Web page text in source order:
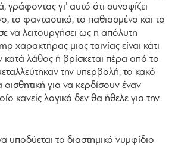
γράφοντας γι’ αυτό ότι συνοψίζει
το φανταστικό, το παθιασμένο και το
να λειτουργήσει ως η απόλυτη
χαρακτήρας μιας ταινίας είναι κάτι
κατά λάθος ή βρίσκεται πέρα από το
την υπερβολή, το κακό
για να κερδίσουν έναν
κανείς λογικά δεν θα ήθελε για την
υποδύεται το διαστημικό νυμφίδιο